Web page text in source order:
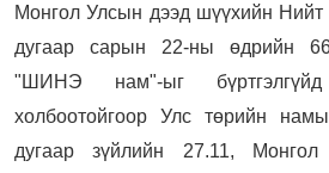
Монгол Улсын дээд шүүхийн
дугаар сарын 22-ны өдрийн 66
"ШИНЭ нам"-ыг
холбоотойгоор Улс төрийн
дугаар зүйлийн 27.11,